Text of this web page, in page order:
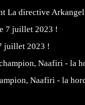
La directive Arkangel
juillet 2023 !
Naafiri - la